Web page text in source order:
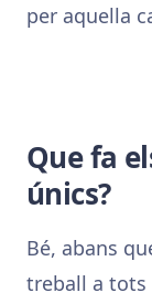
per aquella
Que fa
únics?
Bé, abans
treball a tots